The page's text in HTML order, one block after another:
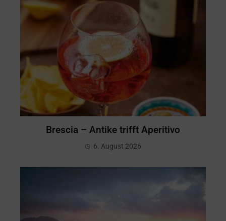
Brescia – Antike trifft Aperitivo
6. August 2026